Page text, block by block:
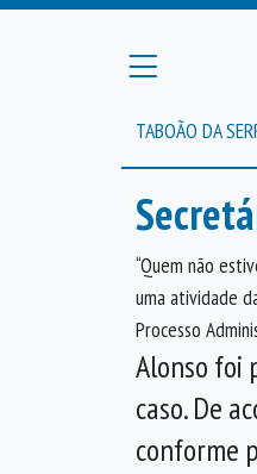
TABOÃO DA
“Quem não
uma atividade
Processo
Alonso foi
caso. De
conforme